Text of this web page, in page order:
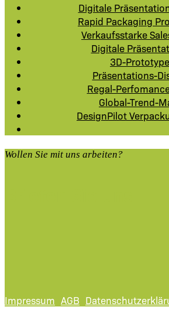
Digitale
Rapid Packaging
Verkaufsstarke
Digitale
3D-
Präsentations-
Regal-
Global-Trend-
DesignPilot
Wollen Sie mit uns arbeiten?
Impressum AGB